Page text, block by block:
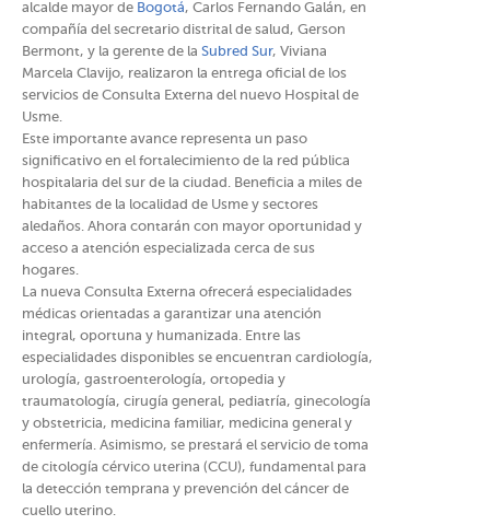
alcalde mayor de Bogotá, Carlos Fernando Galán, en
compañía del secretario distrital de salud, Gerson
Bermont, y la gerente de la Subred Sur, Viviana
Marcela Clavijo, realizaron la entrega oficial de los
servicios de Consulta Externa del nuevo Hospital de
Usme.
Este importante avance representa un paso
significativo en el fortalecimiento de la red pública
hospitalaria del sur de la ciudad. Beneficia a miles de
habitantes de la localidad de Usme y sectores
aledaños. Ahora contarán con mayor oportunidad y
acceso a atención especializada cerca de sus
hogares.
La nueva Consulta Externa ofrecerá especialidades
médicas orientadas a garantizar una atención
integral, oportuna y humanizada. Entre las
especialidades disponibles se encuentran cardiología,
urología, gastroenterología, ortopedia y
traumatología, cirugía general, pediatría, ginecología
y obstetricia, medicina familiar, medicina general y
enfermería. Asimismo, se prestará el servicio de toma
de citología cérvico uterina (CCU), fundamental para
la detección temprana y prevención del cáncer de
cuello uterino.